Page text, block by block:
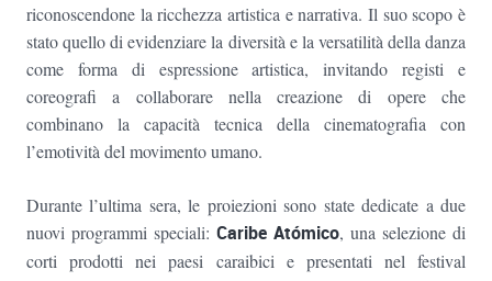
riconoscendone la ricchezza artistica e narrativa. Il suo scopo è
stato quello di evidenziare la diversità e la versatilità della danza
come forma di espressione artistica, invitando registi e
coreografi a collaborare nella creazione di opere che
combinano la capacità tecnica della cinematografia con
l’emotività del movimento umano.
Durante l’ultima sera, le proiezioni sono state dedicate a due
nuovi programmi speciali: Caribe Atómico, una selezione di
corti prodotti nei paesi caraibici e presentati nel festival